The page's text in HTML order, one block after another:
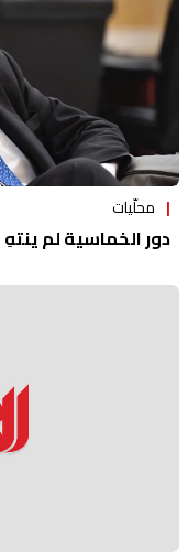
محلّيات
دور الخماسية لم ينتهِ